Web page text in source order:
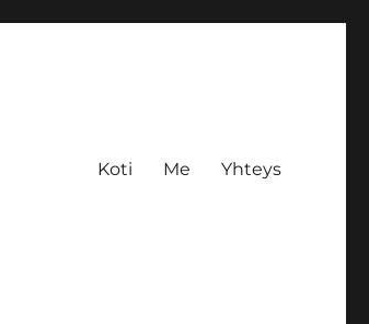
Koti Me Yhteys